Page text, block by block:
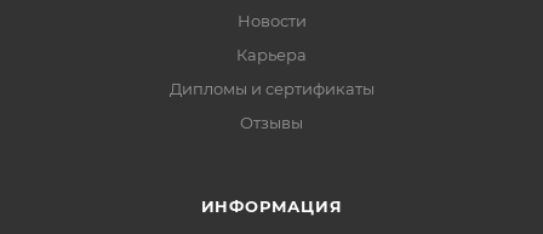
Новости
Карьера
Дипломы и сертификаты
Отзывы
ИНФОРМАЦИЯ